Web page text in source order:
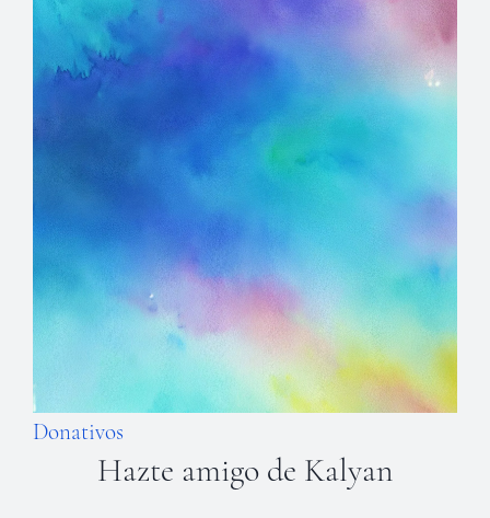
Donativos
Hazte amigo de Kalyan